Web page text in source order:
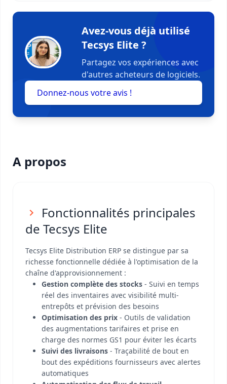
Avez-vous déjà utilisé
Tecsys Elite ?
Partagez vos expériences avec
d'autres acheteurs de logiciels.
Donnez-nous votre avis !
A propos
Fonctionnalités principales
de Tecsys Elite
Tecsys Elite Distribution ERP se distingue par sa
richesse fonctionnelle dédiée à l'optimisation de la
chaîne d'approvisionnement :
Gestion complète des stocks - Suivi en temps
réel des inventaires avec visibilité multi-
entrepôts et prévision des besoins
Optimisation des prix - Outils de validation
des augmentations tarifaires et prise en
charge des normes GS1 pour éviter les écarts
Suivi des livraisons - Traçabilité de bout en
bout des expéditions fournisseurs avec alertes
automatiques